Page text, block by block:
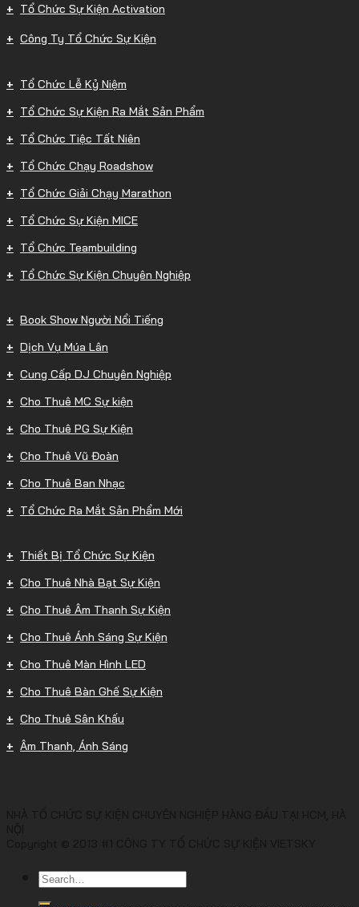
Tổ Chức Sự Kiện Activation
Công Ty Tổ Chức Sự Kiện
Tổ Chức Lễ Kỷ Niệm
Tổ Chức Sự Kiện Ra Mắt Sản Phẩm
Tổ Chức Tiệc Tất Niên
Tổ Chức Chạy Roadshow
Tổ Chức Giải Chạy Marathon
Tổ Chức Sự Kiện MICE
Tổ Chức Teambuilding
Tổ Chức Sự Kiện Chuyên Nghiệp
Book Show Người Nổi Tiếng
Dịch Vụ Múa Lân
Cung Cấp DJ Chuyên Nghiệp
Cho Thuê MC Sự kiện
Cho Thuê PG Sự Kiện
Cho Thuê Vũ Đoàn
Cho Thuê Ban Nhạc
Tổ Chức Ra Mắt Sản Phẩm Mới
Thiết Bị Tổ Chức Sự Kiện
Cho Thuê Nhà Bạt Sự Kiện
Cho Thuê Âm Thanh Sự Kiện
Cho Thuê Ánh Sáng Sự Kiện
Cho Thuê Màn Hình LED
Cho Thuê Bàn Ghế Sự Kiện
Cho Thuê Sân Khấu
Âm Thanh, Ánh Sáng